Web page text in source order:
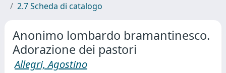
2.7 Scheda di catalogo
Anonimo lombardo bramantinesco.
Adorazione dei pastori
Allegri, Agostino